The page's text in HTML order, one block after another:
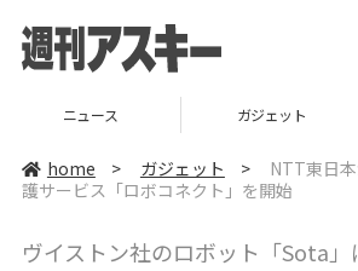
ニュース ガジェット
home > ガジェット >
NTT東日
護サービス「ロボコネクト」を開始
ヴイストン社のロボット「Sota」